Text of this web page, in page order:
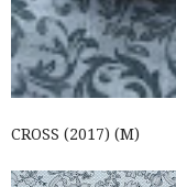
CROSS (2017) (M)